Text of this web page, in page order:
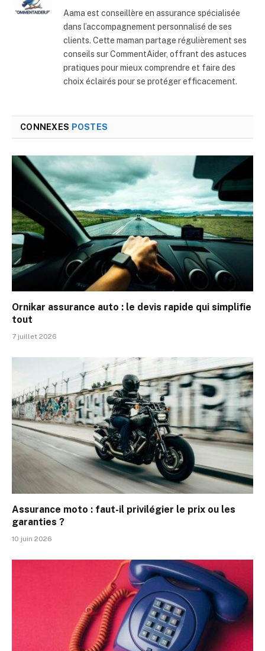
Aama est conseillère en assurance spécialisée
dans l’accompagnement personnalisé de ses
clients. Cette maman partage régulièrement ses
conseils sur CommentAider, offrant des astuces
pratiques pour mieux comprendre et faire des
choix éclairés pour se protéger efficacement.
CONNEXES POSTES
Ornikar assurance auto : le devis rapide qui simplifie
tout
7 juillet 2026
Assurance moto : faut-il privilégier le prix ou les
garanties ?
10 juin 2026